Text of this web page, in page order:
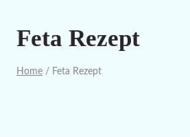
Feta Rezept
Home / Feta Rezept